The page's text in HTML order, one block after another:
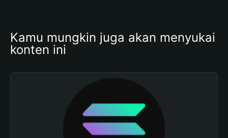
Kamu mungkin juga akan menyukai
konten ini